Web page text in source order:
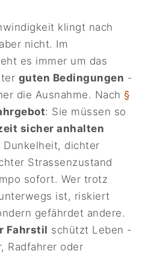
klingt nach
nicht. Im
es immer um das
guten Bedingungen -
die Ausnahme. Nach §
: Sie müssen so
sicher anhalten
Dunkelheit, dichter
Strassenzustand
sofort. Wer trotz
ist, riskiert
gefährdet andere.
Fahrstil schützt Leben -
Radfahrer oder